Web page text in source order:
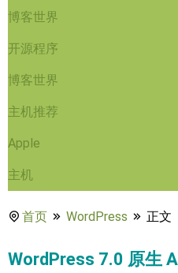
博客世界
开源程序
博客世界
主机推荐
Apple
主机
首页 WordPress 正文
WordPress 7.0 原生